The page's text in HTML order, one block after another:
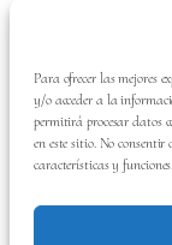
Para ofrecer las mejores
y/o acceder a la
permitirá procesar datos
en este sitio. No
características y funciones.